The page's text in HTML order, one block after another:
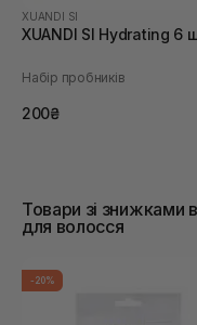
XUANDI SI
XUANDI SI Hydrating 6
Набір пробників
200₴
Товари зі знижками
для волосся
-20%